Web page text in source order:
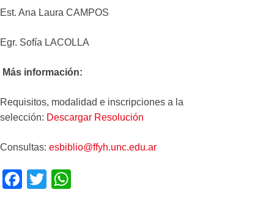
Est. Ana Laura CAMPOS
Egr. Sofía LACOLLA
Más información:
Requisitos, modalidad e inscripciones a la
selección: Descargar Resolución
Consultas: esbiblio@ffyh.unc.edu.ar
F
T